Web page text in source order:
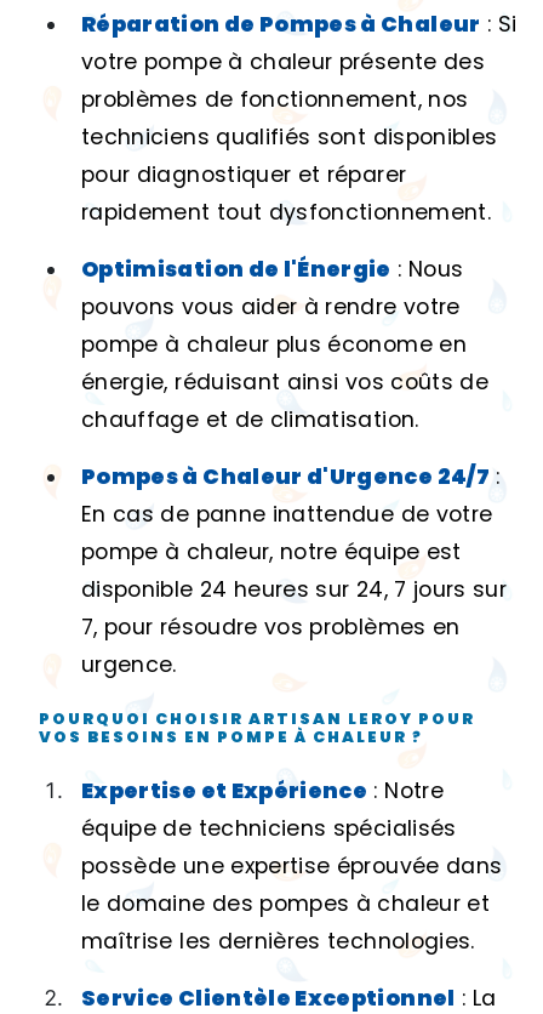
Réparation de Pompes à Chaleur : Si
votre pompe à chaleur présente des
problèmes de fonctionnement, nos
techniciens qualifiés sont disponibles
pour diagnostiquer et réparer
rapidement tout dysfonctionnement.
Optimisation de l'Énergie : Nous
pouvons vous aider à rendre votre
pompe à chaleur plus économe en
énergie, réduisant ainsi vos coûts de
chauffage et de climatisation.
Pompes à Chaleur d'Urgence 24/7 :
En cas de panne inattendue de votre
pompe à chaleur, notre équipe est
disponible 24 heures sur 24, 7 jours sur
7, pour résoudre vos problèmes en
urgence.
POURQUOI CHOISIR ARTISAN LEROY POUR
VOS BESOINS EN POMPE À CHALEUR ?
Expertise et Expérience : Notre
équipe de techniciens spécialisés
possède une expertise éprouvée dans
le domaine des pompes à chaleur et
maîtrise les dernières technologies.
Service Clientèle Exceptionnel : La